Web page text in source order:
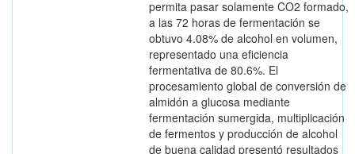
permita pasar solamente CO2 formado,
a las 72 horas de fermentación se
obtuvo 4.08% de alcohol en volumen,
representado una eficiencia
fermentativa de 80.6%. El
procesamiento global de conversión de
almidón a glucosa mediante
fermentación sumergida, multiplicación
de fermentos y producción de alcohol
de buena calidad presentó resultados